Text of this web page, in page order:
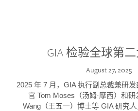
GIA 检验全球第
August 27, 2025
2025 年 7 月，GIA 执行副总裁兼研
官 Tom Moses（汤姆·摩西）和
Wang（王五一）博士等 GIA 研究